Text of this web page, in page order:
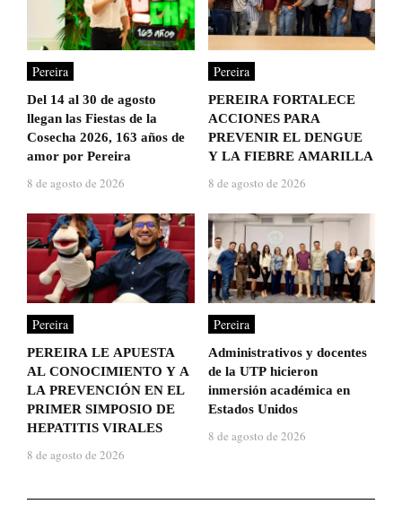
Pereira
Del 14 al 30 de agosto
llegan las Fiestas de la
Cosecha 2026, 163 años de
amor por Pereira
8 de agosto de 2026
Pereira
PEREIRA FORTALECE
ACCIONES PARA
PREVENIR EL DENGUE
Y LA FIEBRE AMARILLA
8 de agosto de 2026
Pereira
PEREIRA LE APUESTA
AL CONOCIMIENTO Y A
LA PREVENCIÓN EN EL
PRIMER SIMPOSIO DE
HEPATITIS VIRALES
8 de agosto de 2026
Pereira
Administrativos y docentes
de la UTP hicieron
inmersión académica en
Estados Unidos
8 de agosto de 2026